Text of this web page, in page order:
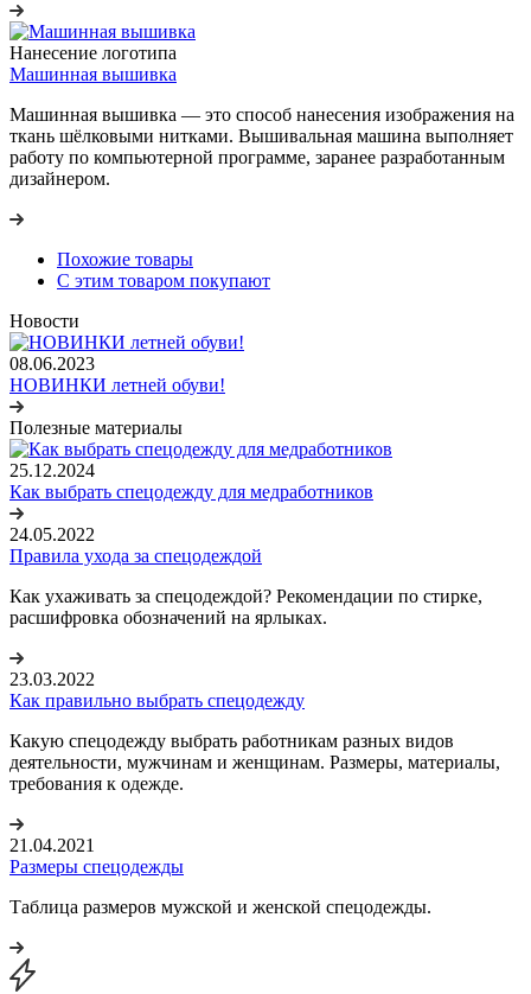
Нанесение логотипа
Машинная вышивка
Машинная вышивка — это способ нанесения изображения на
ткань шёлковыми нитками. Вышивальная машина выполняет
работу по компьютерной программе, заранее разработанным
дизайнером.
Похожие товары
С этим товаром покупают
Новости
08.06.2023
НОВИНКИ летней обуви!
Полезные материалы
25.12.2024
Как выбрать спецодежду для медработников
24.05.2022
Правила ухода за спецодеждой
Как ухаживать за спецодеждой? Рекомендации по стирке,
расшифровка обозначений на ярлыках.
23.03.2022
Как правильно выбрать спецодежду
Какую спецодежду выбрать работникам разных видов
деятельности, мужчинам и женщинам. Размеры, материалы,
требования к одежде.
21.04.2021
Размеры спецодежды
Таблица размеров мужской и женской спецодежды.